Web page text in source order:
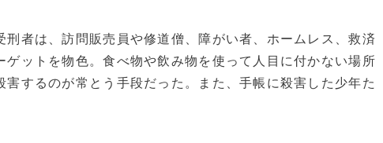
者は、訪問販売員や修道僧、障がい者、ホームレス、救済
ットを物色。食べ物や飲み物を使って人目に付かない場所
するのが常とう手段だった。また、手帳に殺害した少年た